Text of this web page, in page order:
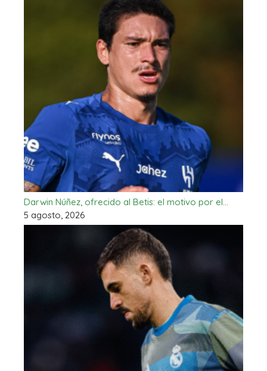
Darwin Núñez, ofrecido al Betis: el motivo por el…
5 agosto, 2026